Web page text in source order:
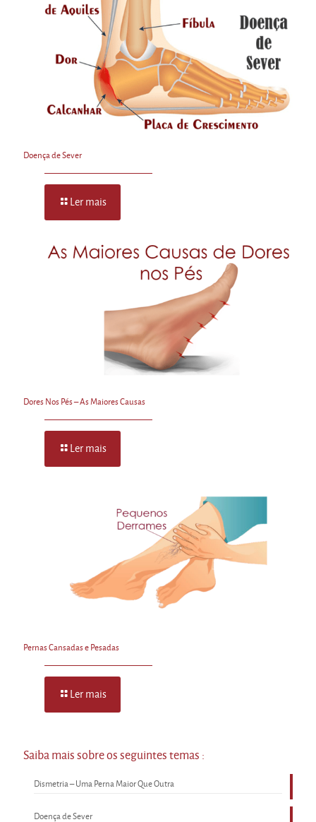
Doença de Sever
Ler mais
Dores Nos Pés – As Maiores Causas
Ler mais
Pernas Cansadas e Pesadas
Ler mais
Saiba mais sobre os seguintes temas :
Dismetria – Uma Perna Maior Que Outra
Doença de Sever